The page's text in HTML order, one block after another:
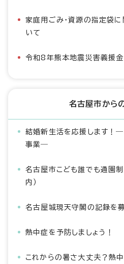
家庭用ごみ・資源の指定袋
いて
令和8年熊本地震災害義援
名古屋市から
結婚新生活を応援します！
事業―
名古屋市こども誰でも通園
内）
名古屋城現天守閣の記録を
熱中症を予防しましょう！
これからの暑さ大丈夫？熱